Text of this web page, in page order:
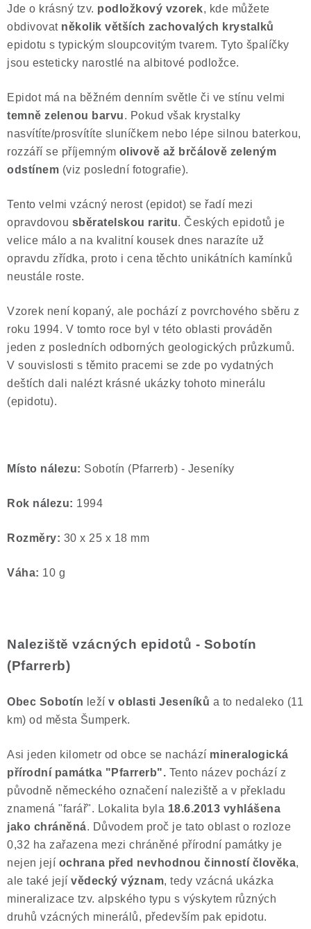
Poučení o právu na odstoupení od smlouvy
Jde o krásný tzv. podložkový vzorek, kde můžete
obdivovat několik větších zachovalých krystalků
epidotu s typickým sloupcovitým tvarem. Tyto špalíčky
jsou esteticky narostlé na albitové podložce.
Epidot má na běžném denním světle či ve stínu velmi
temně zelenou barvu. Pokud však krystalky
nasvítíte/prosvítíte sluníčkem nebo lépe silnou baterkou,
rozzáří se příjemným olivově až brčálově zeleným
odstínem (viz poslední fotografie).
Tento velmi vzácný nerost (epidot) se řadí mezi
opravdovou sběratelskou raritu. Českých epidotů je
velice málo a na kvalitní kousek dnes narazíte už
opravdu zřídka, proto i cena těchto unikátních kamínků
neustále roste.
Vzorek není kopaný, ale pochází z povrchového sběru z
roku 1994. V tomto roce byl v této oblasti prováděn
jeden z posledních odborných geologických průzkumů.
V souvislosti s těmito pracemi se zde po vydatných
deštích dali nalézt krásné ukázky tohoto minerálu
(epidotu).
Místo nálezu: Sobotín (Pfarrerb) - Jeseníky
Rok nálezu: 1994
Rozměry: 30 x 25 x 18 mm
Váha: 10 g
Naleziště vzácných epidotů - Sobotín
(Pfarrerb)
Obec Sobotín leží v oblasti Jeseníků a to nedaleko (11
km) od města Šumperk.
Asi jeden kilometr od obce se nachází mineralogická
přírodní památka "Pfarrerb". Tento název pochází z
původně německého označení naleziště a v překladu
znamená "farář". Lokalita byla 18.6.2013 vyhlášena
jako chráněná. Důvodem proč je tato oblast o rozloze
0,32 ha zařazena mezi chráněné přírodní památky je
nejen její ochrana před nevhodnou činností člověka,
ale také její vědecký význam, tedy vzácná ukázka
mineralizace tzv. alpského typu s výskytem různých
druhů vzácných minerálů, především pak epidotu.